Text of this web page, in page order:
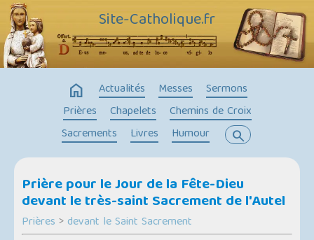
Site-Catholique.fr
home Actualités Messes
Sermons
Prières
Chapelets
Chemins de Croix
Sacrements
Livres Humour search
Prière pour le Jour de la Fête-Dieu
devant le très-saint Sacrement de l'Autel
Prières > devant le Saint Sacrement